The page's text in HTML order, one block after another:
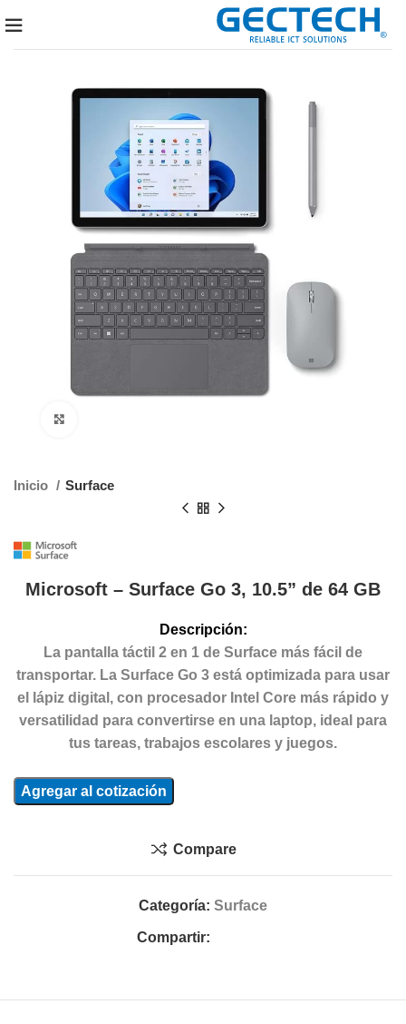
Inicio Surface
Microsoft – Surface Go 3, 10.5” de 64 GB
Descripción:
La pantalla táctil 2 en 1 de Surface más fácil de
transportar. La Surface Go 3 está optimizada para usar
el lápiz digital, con procesador Intel Core más rápido y
versatilidad para convertirse en una laptop, ideal para
tus tareas, trabajos escolares y juegos.
Agregar al cotización
Compare
Categoría: Surface
Compartir: